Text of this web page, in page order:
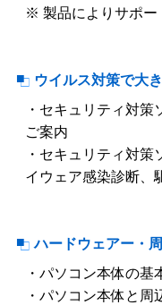
※ 製品によりサポー
ウイルス対策で大
・セキュリティ対
ご案内
・セキュリティ対
イウェア感染診断、
ハードウェアー・
・パソコン本体の
・パソコン本体と